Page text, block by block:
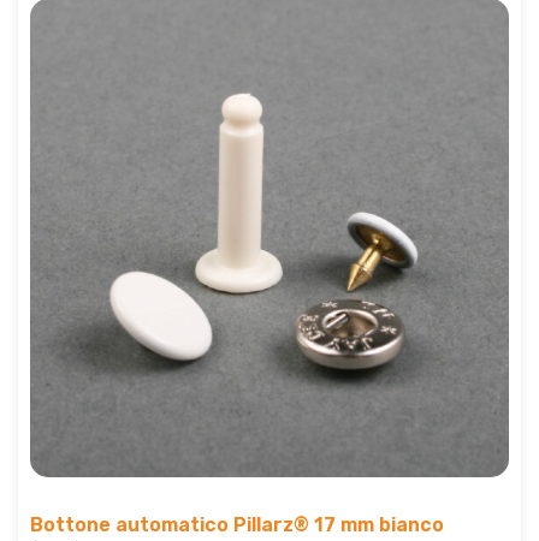
Bottone automatico Pillarz® 17 mm bianco